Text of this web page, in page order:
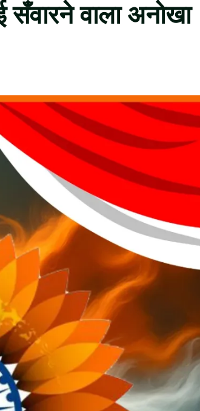
वाला अनोखा